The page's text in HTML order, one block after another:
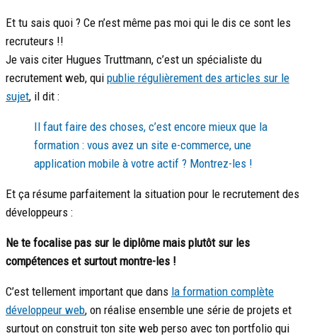
Et tu sais quoi ? Ce n’est même pas moi qui le dis ce sont les
recruteurs !!
Je vais citer Hugues Truttmann, c’est un spécialiste du
recrutement web, qui publie régulièrement des articles sur le
sujet, il dit :
Il faut faire des choses, c’est encore mieux que la
formation : vous avez un site e-commerce, une
application mobile à votre actif ? Montrez-les !
Et ça résume parfaitement la situation pour le recrutement des
développeurs :
Ne te focalise pas sur le diplôme mais plutôt sur les
compétences et surtout montre-les !
C’est tellement important que dans la formation complète
développeur web, on réalise ensemble une série de projets et
surtout on construit ton site web perso avec ton portfolio qui